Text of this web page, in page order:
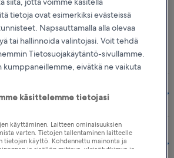
yöpymääsi yötä kohti. Kerättyäsi 10 leimaa
leimoja
joilla keräät leimoja
tietoja ovat esimerkiksi evästeissä
Napsauttamalla alla olevaa
tai hallinnoida valintojasi. Voit tehdä
Tietosuojakäytäntö-sivullamme.
kumppaneillemme, eivätkä ne vaikuta
käsittelemme tietojasi
käyttäminen. Laitteen ominaisuuksien
varten. Tietojen tallentaminen laitteelle
tietojen käyttö. Kohdennettu mainonta ja
ja sisällön mittaus, yleisötutkimus ja